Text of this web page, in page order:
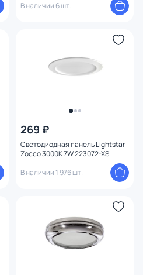
В наличии 6 шт.
269 ₽
Светодиодная панель Lightstar
Zocco 3000K 7W 223072-XS
В наличии 1 976 шт.